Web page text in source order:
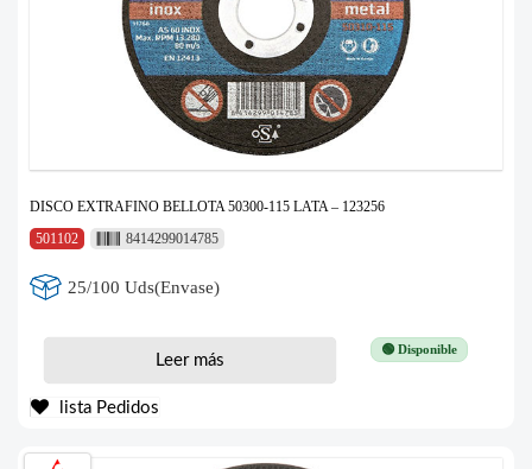
DISCO EXTRAFINO BELLOTA 50300-115 LATA – 123256
501102
8414299014785
25/100 Uds(Envase)
🟢 Disponible
Leer más
lista Pedidos